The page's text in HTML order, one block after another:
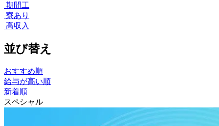
期間工
寮あり
高収入
並び替え
おすすめ順
給与が高い順
新着順
スペシャル